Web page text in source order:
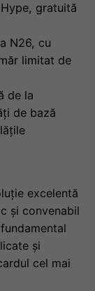
gratuită
N26, cu
limitat de
de la
de bază
excelentă
și convenabil
și
cel mai